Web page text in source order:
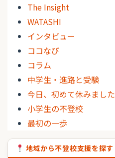
The Insight
WATASHI
インタビュー
ココなび
コラム
中学生・進路と受験
今日、初めて休みました
小学生の不登校
最初の一歩
地域から不登校支援を探す